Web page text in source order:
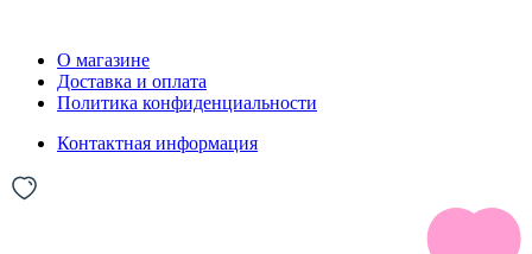
О магазине
Доставка и оплата
Политика конфиденциальности
Контактная информация